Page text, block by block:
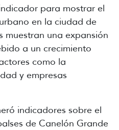
para mostrar el
en la ciudad de
muestran una expansión
a un crecimiento
como la
y empresas
indicadores sobre el
de Canelón Grande